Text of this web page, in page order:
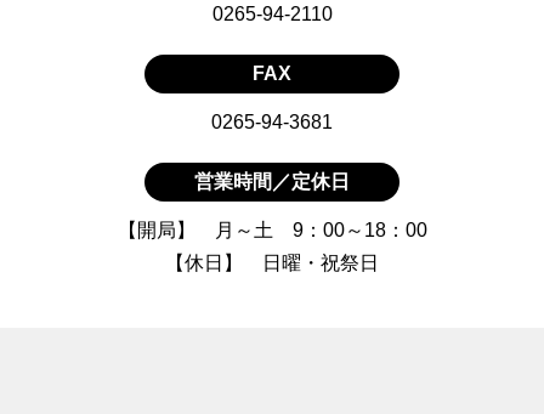
0265-94-2110
FAX
0265-94-3681
営業時間／定休日
【開局】 月～土 9：00～18：00
【休日】 日曜・祝祭日